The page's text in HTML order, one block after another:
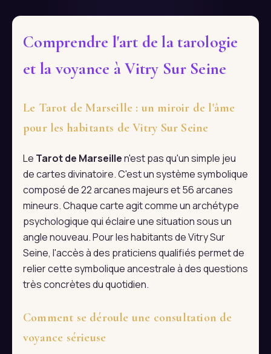
Comprendre l'art de la tarologie
et la voyance à Vitry Sur Seine
Le Tarot de Marseille : un miroir de l'âme
pour les habitants de Vitry Sur Seine
Le Tarot de Marseillen'est pas qu'un simple jeu
de cartes divinatoire. C'est un système symbolique
composé de 22 arcanes majeurs et 56 arcanes
mineurs. Chaque carte agit comme un archétype
psychologique qui éclaire une situation sous un
angle nouveau. Pour les habitants de Vitry Sur
Seine, l'accès à des praticiens qualifiés permet de
relier cette symbolique ancestrale à des questions
très concrètes du quotidien.
Comment se déroule une consultation de
voyance sérieuse